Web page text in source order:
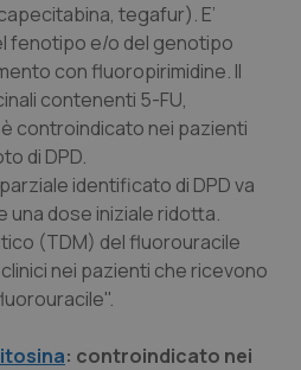
di Bolzano
di Trento
& Rettocolite Ulcerosa
tegafur). E’
fenotipo e/o del genotipo
con fluoropirimidine. Il
contenenti 5-FU,
controindicato nei pazienti
di DPD.
identificato di DPD va
una dose iniziale ridotta.
(TDM) del fluorouracile
nei pazienti che ricevono
: controindicato nei